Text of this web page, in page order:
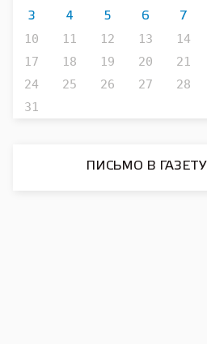
3 4 5 6 7
10 11 12 13 14
17
18 19 20 21
24
25 26 27 28
31
ПИСЬМО В ГАЗЕТУ